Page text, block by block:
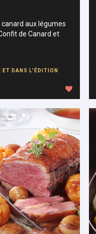
aux légumes
de Canard et
ET DANS L'ÉDITION